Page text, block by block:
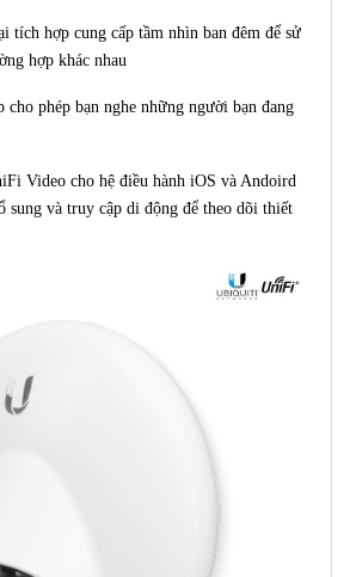
tích hợp cung cấp tầm nhìn ban đêm để sử
hợp khác nhau
phép bạn nghe những người bạn đang
Video cho hệ điều hành iOS và Andoird
sung và truy cập di động để theo dõi thiết